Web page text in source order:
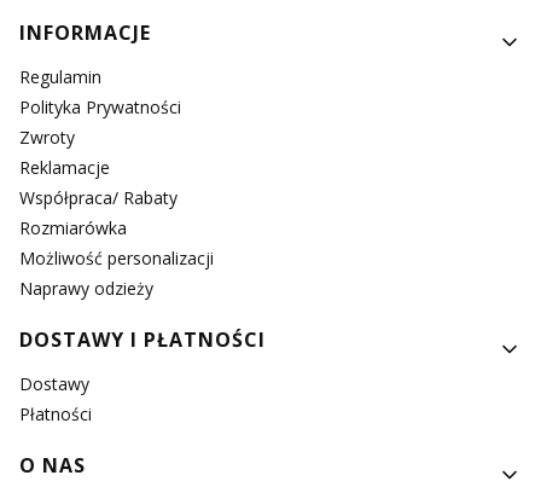
Linki w stopce
INFORMACJE
Regulamin
Polityka Prywatności
Zwroty
Reklamacje
Współpraca/ Rabaty
Rozmiarówka
Możliwość personalizacji
Naprawy odzieży
DOSTAWY I PŁATNOŚCI
Dostawy
Płatności
O NAS